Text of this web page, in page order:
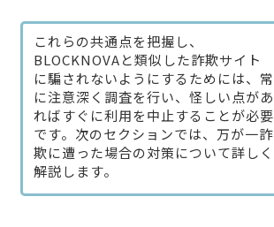
これらの共通点を把握し、
BLOCKNOVAと類似した詐欺サイト
に騙されないようにするためには、常
に注意深く調査を行い、怪しい点があ
ればすぐに利用を中止することが必要
です。次のセクションでは、万が一詐
欺に遭った場合の対策について詳しく
解説します。